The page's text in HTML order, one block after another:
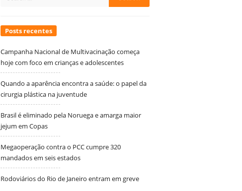
Posts recentes
Campanha Nacional de Multivacinação começa
hoje com foco em crianças e adolescentes
Quando a aparência encontra a saúde: o papel da
cirurgia plástica na juventude
Brasil é eliminado pela Noruega e amarga maior
jejum em Copas
Megaoperação contra o PCC cumpre 320
mandados em seis estados
Rodoviários do Rio de Janeiro entram em greve